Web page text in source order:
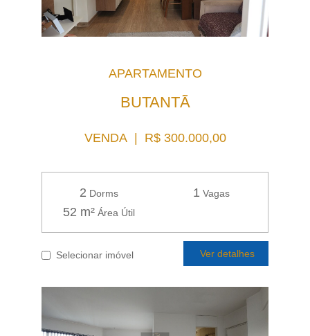
APARTAMENTO
BUTANTÃ
VENDA | R$ 300.000,00
2 Dorms 1 Vagas
52 m²Área Útil
Selecionar imóvel Ver detalhes